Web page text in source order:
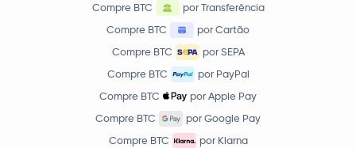
Compre BTC
por Transferência
Compre BTC
por Cartão
Compre BTC
por SEPA
Compre BTC
por PayPal
Compre BTC
por Apple Pay
Compre BTC
por Google Pay
Compre BTC
por Klarna